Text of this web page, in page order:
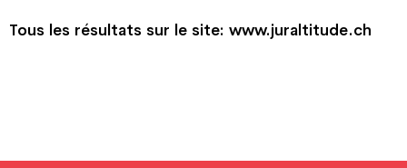
Tous les résultats sur le site: www.juraltitude.ch